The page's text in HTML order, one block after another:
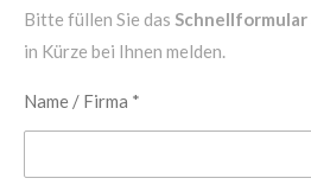
Bitte füllen Sie das Schnellformular
in Kürze bei Ihnen melden.
Name / Firma *